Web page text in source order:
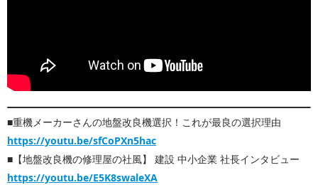
■重機メーカーさんの地盤改良機選択！これが最良の選択理由
https://youtu.be/sfCoPXn5hac
■【地盤改良機の修理屋の社風】 建設 中小企業 社長インタビュー
https://youtu.be/E5K8swaleXA